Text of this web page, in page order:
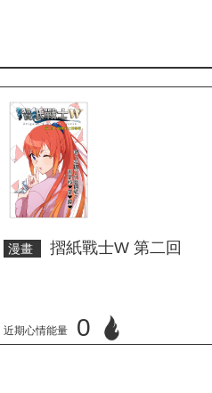
漫畫 摺紙戰士W 第二回
近期心情能量 0